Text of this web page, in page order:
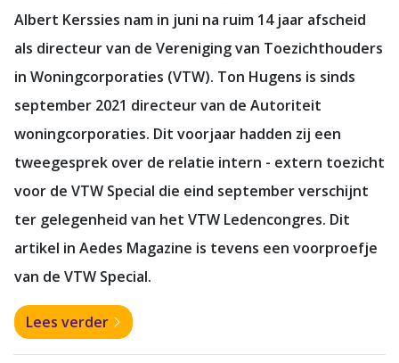
Albert Kerssies nam in juni na ruim 14 jaar afscheid
als directeur van de Vereniging van Toezichthouders
in Woningcorporaties (VTW). Ton Hugens is sinds
september 2021 directeur van de Autoriteit
woningcorporaties. Dit voorjaar hadden zij een
tweegesprek over de relatie intern - extern toezicht
voor de VTW Special die eind september verschijnt
ter gelegenheid van het VTW Ledencongres. Dit
artikel in Aedes Magazine is tevens een voorproefje
van de VTW Special.
Lees verder